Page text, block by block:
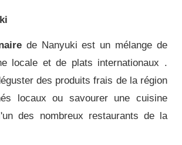
de Nanyuki est un mélange de
locale et de plats internationaux .
des produits frais de la région
locaux ou savourer une cuisine
des nombreux restaurants de la